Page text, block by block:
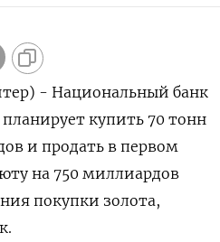
- Национальный банк
планирует купить 70 тонн
и продать в первом
на 750 миллиардов
покупки золота,